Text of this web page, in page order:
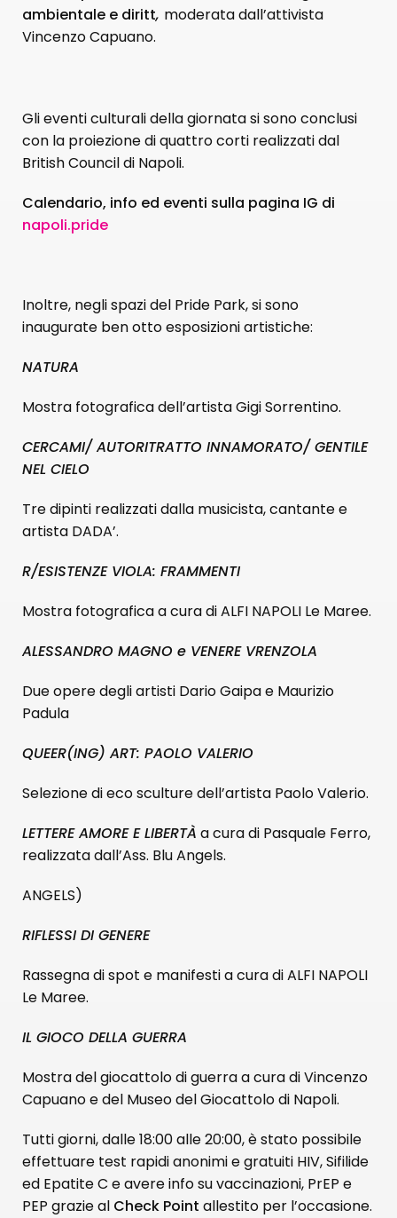
ambientale e diritt, moderata dall’attivista
Vincenzo Capuano.
Gli eventi culturali della giornata si sono conclusi
con la proiezione di quattro corti realizzati dal
British Council di Napoli.
Calendario, info ed eventi sulla pagina IG di
napoli.pride
Inoltre, negli spazi del Pride Park, si sono
inaugurate ben otto esposizioni artistiche:
NATURA
Mostra fotografica dell’artista Gigi Sorrentino.
CERCAMI/ AUTORITRATTO INNAMORATO/ GENTILE
NEL CIELO
Tre dipinti realizzati dalla musicista, cantante e
artista DADA’.
R/ESISTENZE VIOLA: FRAMMENTI
Mostra fotografica a cura di ALFI NAPOLI Le Maree.
ALESSANDRO MAGNO e VENERE VRENZOLA
Due opere degli artisti Dario Gaipa e Maurizio
Padula
QUEER(ING) ART: PAOLO VALERIO
Selezione di eco sculture dell’artista Paolo Valerio.
LETTERE AMORE E LIBERTÀ a cura di Pasquale Ferro,
realizzata dall’Ass. Blu Angels.
ANGELS)
RIFLESSI DI GENERE
Rassegna di spot e manifesti a cura di ALFI NAPOLI
Le Maree.
IL GIOCO DELLA GUERRA
Mostra del giocattolo di guerra a cura di Vincenzo
Capuano e del Museo del Giocattolo di Napoli.
Tutti giorni, dalle 18:00 alle 20:00, è stato possibile
effettuare test rapidi anonimi e gratuiti HIV, Sifilide
ed Epatite C e avere info su vaccinazioni, PrEP e
PEP grazie al Check Point allestito per l’occasione.